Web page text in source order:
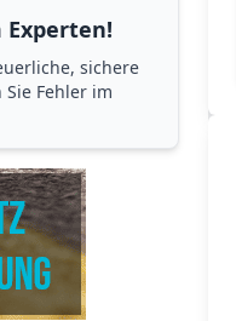
Experten!
sichere
Fehler im